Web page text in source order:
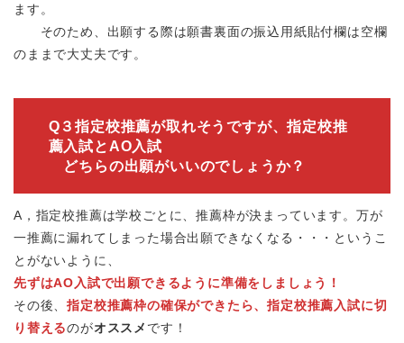
ます。
そのため、出願する際は願書裏面の振込用紙貼付欄は空欄
のままで大丈夫です。
Q３指定校推薦が取れそうですが、指定校推
薦入試とAO入試
どちらの出願がいいのでしょうか？
A，指定校推薦は学校ごとに、推薦枠が決まっています。万が
一推薦に漏れてしまった場合出願できなくなる・・・というこ
とがないように、
先ずはAO入試で出願できるように準備をしましょう！
その後、指定校推薦枠の確保ができたら、指定校推薦入試に切
り替えるのがオススメ です！